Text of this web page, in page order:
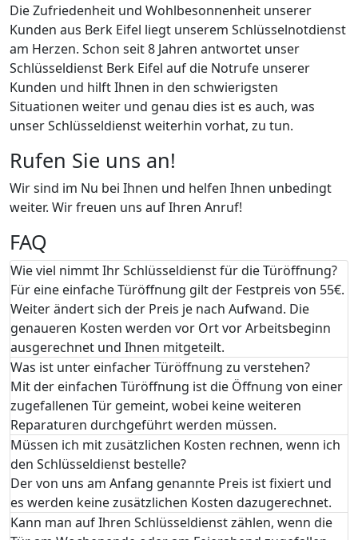
Die Zufriedenheit und Wohlbesonnenheit unserer
Kunden aus Berk Eifel liegt unserem Schlüsselnotdienst
am Herzen. Schon seit 8 Jahren antwortet unser
Schlüsseldienst Berk Eifel auf die Notrufe unserer
Kunden und hilft Ihnen in den schwierigsten
Situationen weiter und genau dies ist es auch, was
unser Schlüsseldienst weiterhin vorhat, zu tun.
Rufen Sie uns an!
Wir sind im Nu bei Ihnen und helfen Ihnen unbedingt
weiter. Wir freuen uns auf Ihren Anruf!
FAQ
Wie viel nimmt Ihr Schlüsseldienst für die Türöffnung?
Für eine einfache Türöffnung gilt der Festpreis von 55€.
Weiter ändert sich der Preis je nach Aufwand. Die
genaueren Kosten werden vor Ort vor Arbeitsbeginn
ausgerechnet und Ihnen mitgeteilt.
Was ist unter einfacher Türöffnung zu verstehen?
Mit der einfachen Türöffnung ist die Öffnung von einer
zugefallenen Tür gemeint, wobei keine weiteren
Reparaturen durchgeführt werden müssen.
Müssen ich mit zusätzlichen Kosten rechnen, wenn ich
den Schlüsseldienst bestelle?
Der von uns am Anfang genannte Preis ist fixiert und
es werden keine zusätzlichen Kosten dazugerechnet.
Kann man auf Ihren Schlüsseldienst zählen, wenn die